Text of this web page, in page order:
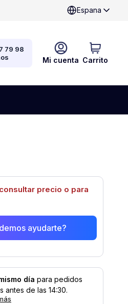
Espana
Mi cuenta Carrito
79 98
precio o para
ayudarte?
día para pedidos
antes de las 14:30.